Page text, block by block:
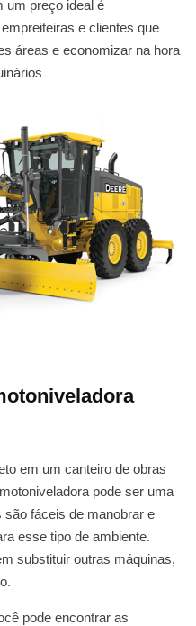
um preço ideal é
e clientes que
áreas e economizar na hora
em um canteiro de obras
pode ser uma
fáceis de manobrar e
esse tipo de ambiente.
substituir outras máquinas,
pode encontrar as